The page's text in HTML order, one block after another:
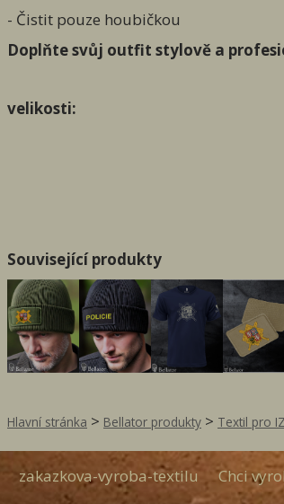
- Čistit pouze houbičkou
Doplňte svůj outfit stylově a
velikosti:
Související produkty
Hlavní stránka > Bellator produkty > Textil pro
zakazkova-vyroba-textilu Chci